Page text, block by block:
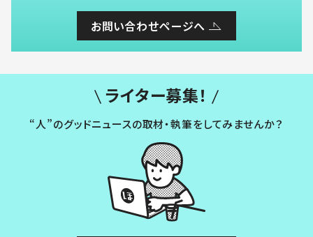
お問い合わせページへ
ライター募集！
“人”のグッドニュースの取材・執筆をしてみませんか？